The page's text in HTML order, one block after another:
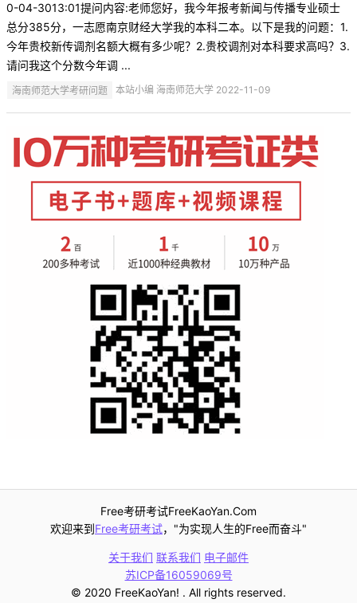
0-04-3013:01提问内容:老师您好，我今年报考新闻与传播专业硕士
总分385分，一志愿南京财经大学我的本科二本。以下是我的问题：1.
今年贵校新传调剂名额大概有多少呢？2.贵校调剂对本科要求高吗？3.
请问我这个分数今年调 ...
海南师范大学考研问题 本站小编 海南师范大学 2022-11-09
Free考研考试FreeKaoYan.Com
欢迎来到Free考研考试，"为实现人生的Free而奋斗"
关于我们 联系我们 电子邮件
苏ICP备16059069号
© 2020 FreeKaoYan! . All rights reserved.